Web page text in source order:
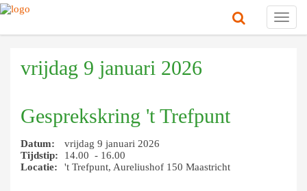
vrijdag 9 januari 2026
Gesprekskring 't Trefpunt
Datum:
vrijdag 9 januari 2026
Tijdstip:
14.00 - 16.00
Locatie:
't Trefpunt, Aureliushof 150 Maastricht